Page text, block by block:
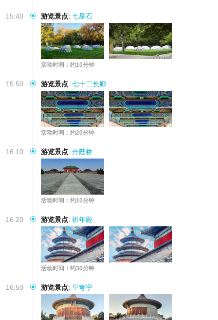
15:40 游览景点: 七星石
活动时间：约10分钟
15:50 游览景点: 七十二长廊
活动时间：约20分钟
16:10 游览景点: 丹陛桥
活动时间：约10分钟
16:20 游览景点: 祈年殿
活动时间：约30分钟
16:50 游览景点: 皇穹宇